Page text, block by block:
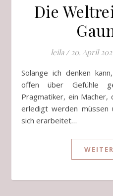
Die
leila / 20. April
Solange ich denken kann, hat mein Vater ungern
offen über Gefühle
Pragmatiker, ein
erledigt werden
sich erarbeitet…